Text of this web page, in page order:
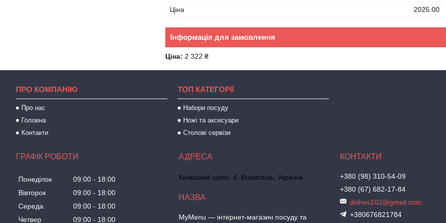
Ціна 2025.00
Інформація для замовлення
Ціна: 2 322 ₴
ПРО КОМПАНІЮ
Про нас
Головна
Контакти
ТОП КАТЕГОРІЇ
Набори посуду
Ножі та аксесуари
Столові сервізи
ГРАФІК РОБОТИ
Понеділок 09:00
18:00
Вівторок
09:00
18:00
Середа
09:00
18:00
Четвер
09:00 18:00
Київський шлях, 4, Бориспіль, Україна
MyMenu — інтернет-магазин посуду та
+380 (98) 310-54-09
+380 (67) 682-17-84
dishes102@gmail.com
+380676821784